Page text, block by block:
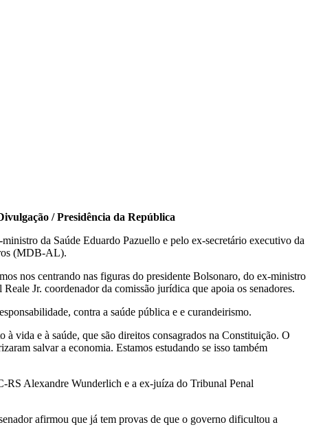
/ Presidência da República
da Saúde Eduardo Pazuello e pelo ex-secretário executivo da
(MDB-AL).
nos centrando nas figuras do presidente Bolsonaro, do ex-ministro
Jr. coordenador da comissão jurídica que apoia os senadores.
contra a saúde pública e e curandeirismo.
vida e à saúde, que são direitos consagrados na Constituição. O
salvar a economia. Estamos estudando se isso também
RS Alexandre Wunderlich e a ex-juíza do Tribunal Penal
afirmou que já tem provas de que o governo dificultou a